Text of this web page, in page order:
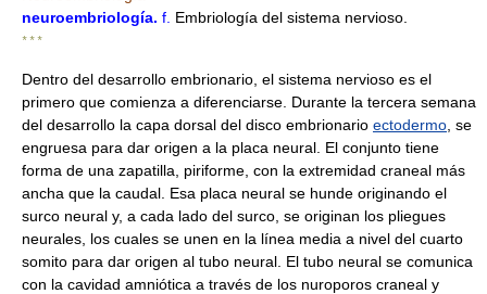
neuroembriología. f. Embriología del sistema nervioso.
* * *
Dentro del desarrollo embrionario, el sistema nervioso es el
primero que comienza a diferenciarse. Durante la tercera semana
del desarrollo la capa dorsal del disco embrionario ectodermo , se
engruesa para dar origen a la placa neural. El conjunto tiene
forma de una zapatilla, piriforme, con la extremidad craneal más
ancha que la caudal. Esa placa neural se hunde originando el
surco neural y, a cada lado del surco, se originan los pliegues
neurales, los cuales se unen en la línea media a nivel del cuarto
somito para dar origen al tubo neural. El tubo neural se comunica
con la cavidad amniótica a través de los nuroporos craneal y